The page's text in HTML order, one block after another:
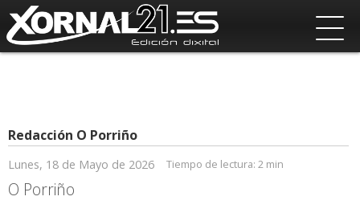
Redacción O Porriño
Lunes, 18 de Mayo de 2026 Tiempo de lectura: 2 min
O Porriño